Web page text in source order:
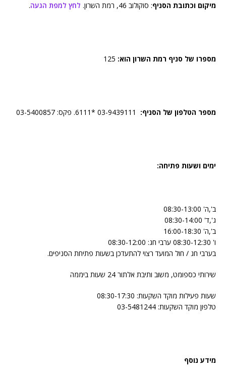
מיקום וכתובת הסניף: סוקולוב 46, רמת השרון. לחץ למפת הגעה.
מספרו של סניף רמת השרון הוא:
מספר הטלפון של הסניף:
ימים ושעות פתיחה:
ב',ה' 08:30-13:00
ג',ד' 08:30-14:00
ב',ה' 16:00-18:30
ו' 08:30-12:30 ערבי חג: 08:30-12:00
בערבי חג / חול המועד רצוי להתעדכן בשעות פתיחת הסניפים.
שירותי כספומט, משוב ותיבת אלתור 24 שעות ביממה
שעות פעילות מוקד השקעות: 08:30-17:30
טלפון מוקד השקעות: 03-5481244
מידע נוסף